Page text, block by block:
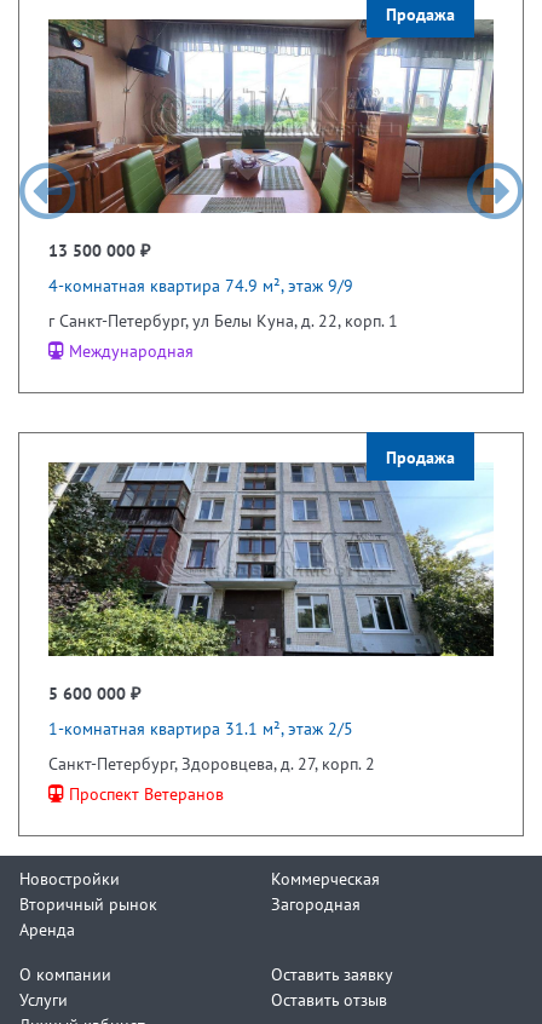
Продажа
13 500 000 ₽
4-комнатная квартира 74.9 м², этаж 9/9
г Санкт-Петербург, ул Белы Куна, д. 22, корп. 1
Международная
Продажа
5 600 000 ₽
1-комнатная квартира 31.1 м², этаж 2/5
Санкт-Петербург, Здоровцева, д. 27, корп. 2
Проспект Ветеранов
Новостройки
Вторичный рынок
Аренда
Коммерческая
Загородная
О компании
Услуги
Оставить заявку
Оставить отзыв